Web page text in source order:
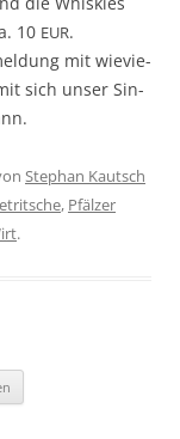
10 EUR.
mit wievie­
sich unser Sin­
Stephan Kautsch
, Pfälzer
.